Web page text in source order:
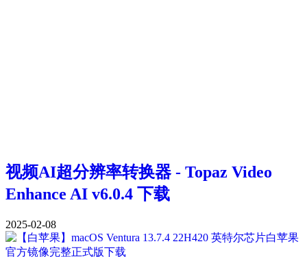
视频AI超分辨率转换器 - Topaz Video
Enhance AI v6.0.4 下载
2025-02-08